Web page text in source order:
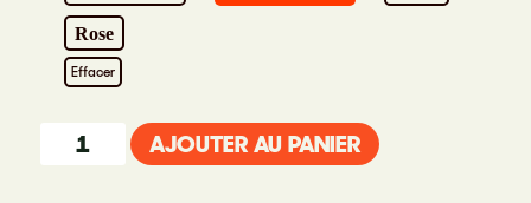
Rose
Effacer
AJOUTER AU PANIER